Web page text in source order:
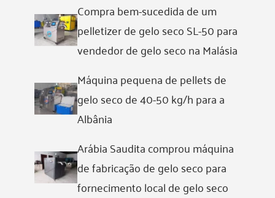
Compra bem-sucedida de um
pelletizer de gelo seco SL-50 para
vendedor de gelo seco na Malásia
Máquina pequena de pellets de
gelo seco de 40-50 kg/h para a
Albânia
Arábia Saudita comprou máquina
de fabricação de gelo seco para
fornecimento local de gelo seco